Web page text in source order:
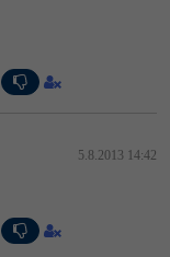
5.8.2013 14:42